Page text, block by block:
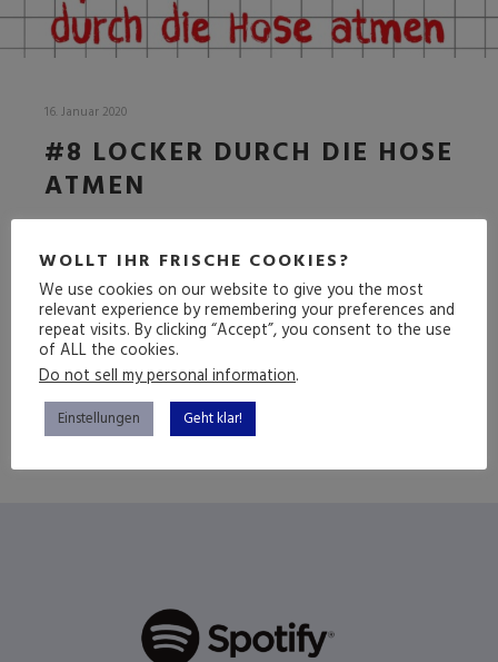
16. Januar 2020
#8 LOCKER DURCH DIE HOSE
ATMEN
DIE ACHTE EPISODE
(mehr …)
WOLLT IHR FRISCHE COOKIES?
We use cookies on our website to give you the most
relevant experience by remembering your preferences and
repeat visits. By clicking “Accept”, you consent to the use
of ALL the cookies.
Do not sell my personal information.
Einstellungen Geht klar!